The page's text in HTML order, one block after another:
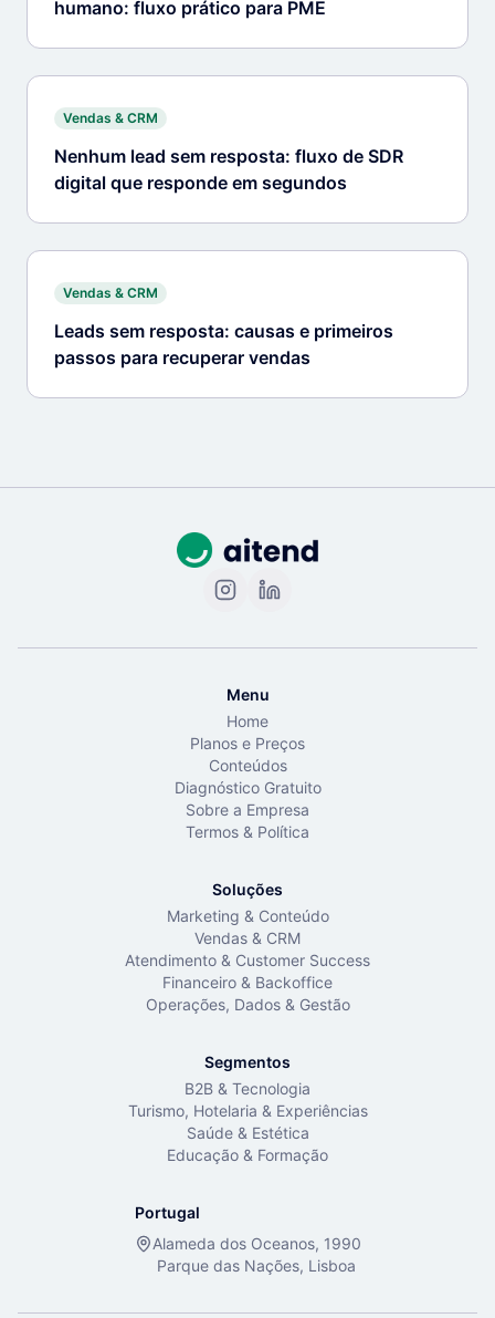
humano: fluxo prático para PME
Vendas & CRM
Nenhum lead sem resposta: fluxo de SDR
digital que responde em segundos
Vendas & CRM
Leads sem resposta: causas e primeiros
passos para recuperar vendas
Menu
Home
Planos e Preços
Conteúdos
Diagnóstico Gratuito
Sobre a Empresa
Termos & Política
Soluções
Marketing & Conteúdo
Vendas & CRM
Atendimento & Customer Success
Financeiro & Backoffice
Operações, Dados & Gestão
Segmentos
B2B & Tecnologia
Turismo, Hotelaria & Experiências
Saúde & Estética
Educação & Formação
Portugal
Alameda dos Oceanos, 1990
Parque das Nações, Lisboa